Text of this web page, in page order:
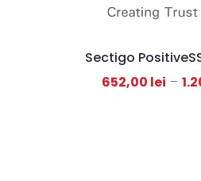
Sectigo
652,00 lei –